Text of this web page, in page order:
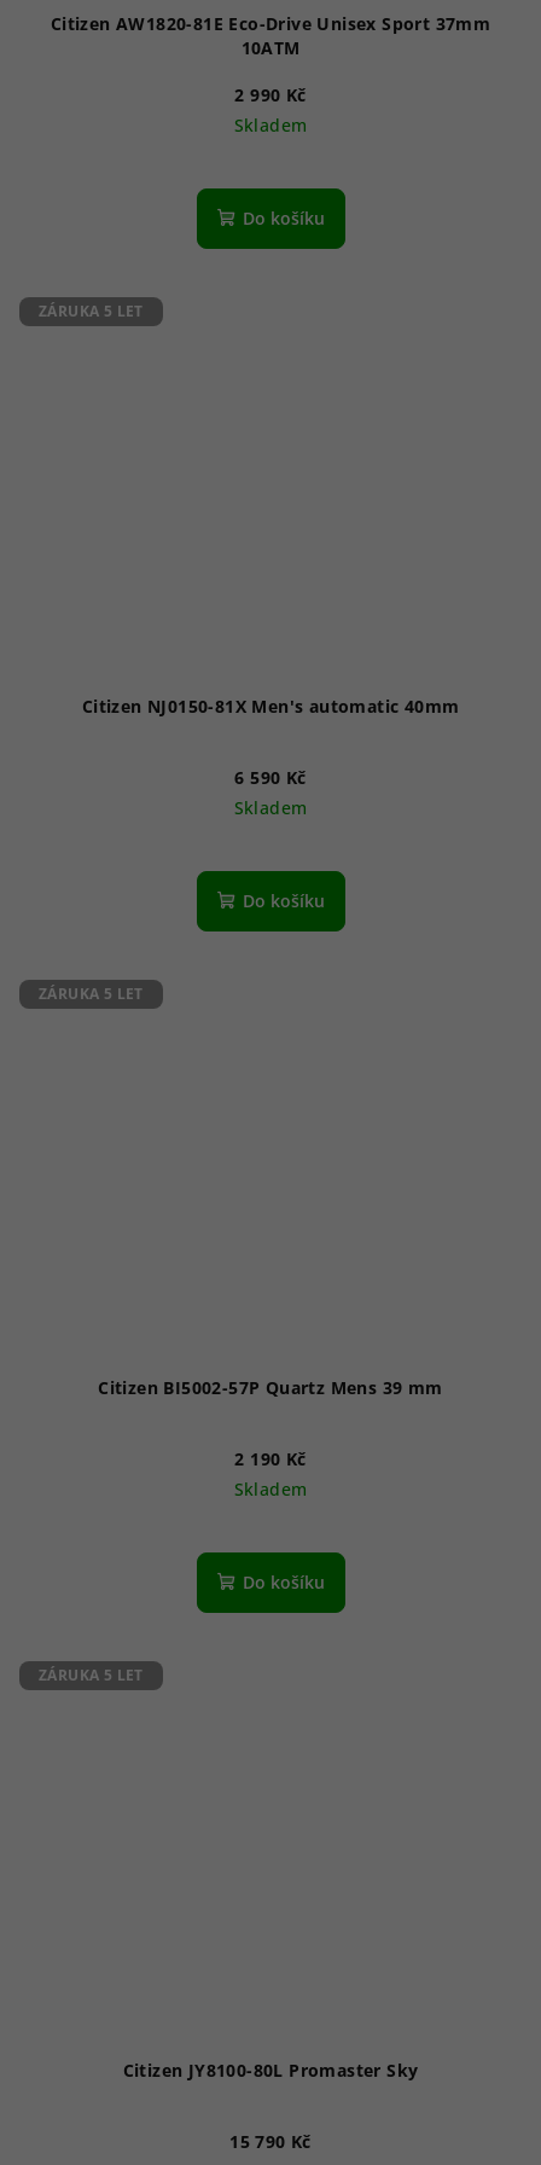
Citizen AW1820-81E Eco-Drive Unisex Sport 37mm
10ATM
2 990 Kč
Skladem
hodnocení
produktu
Do košíku
ZÁRUKA 5 LET
Citizen NJ0150-81X Men's automatic 40mm
6 590 Kč
Skladem
Do košíku
ZÁRUKA 5 LET
Citizen BI5002-57P Quartz Mens 39 mm
2 190 Kč
Skladem
Do košíku
ZÁRUKA 5 LET
Citizen JY8100-80L Promaster Sky
15 790 Kč